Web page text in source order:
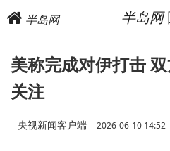
半岛网 半岛网
美称完成对伊打击
关注
央视新闻客户端 2026-06-10 14:52